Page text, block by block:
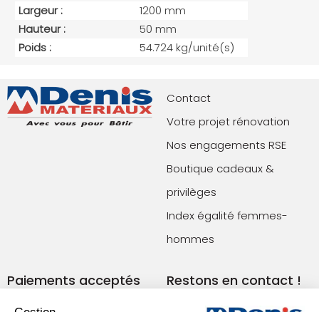
Largeur :
1200 mm
Hauteur :
50 mm
Poids :
54.724 kg/unité(s)
Contact
Votre projet rénovation
Nos engagements RSE
Boutique cadeaux &
privilèges
Index égalité femmes-
hommes
Paiements acceptés Restons en contact !